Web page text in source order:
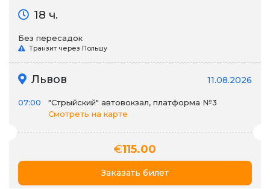
18 ч.
Без пересадок
Транзит через Польшу
Львов 11.08.2026
07:00
"Стрыйский" автовокзал, платформа №3
Смотреть на карте
€115.00
Заказать билет